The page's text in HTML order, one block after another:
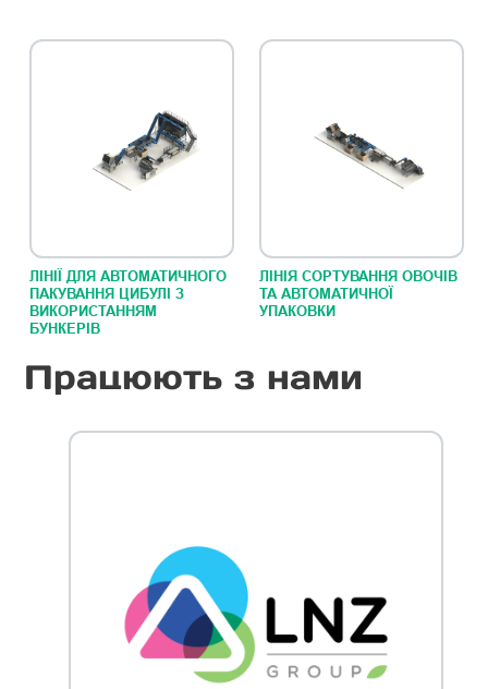
ЛІНІЇ ДЛЯ АВТОМАТИЧНОГО
ПАКУВАННЯ ЦИБУЛІ З
ВИКОРИСТАННЯМ
БУНКЕРІВ
ЛІНІЯ СОРТУВАННЯ ОВОЧІВ
ТА АВТОМАТИЧНОЇ
УПАКОВКИ
Працюють з нами